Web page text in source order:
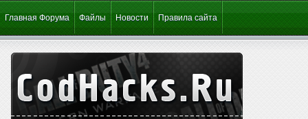
Главная Форума Файлы Новости Правила сайта